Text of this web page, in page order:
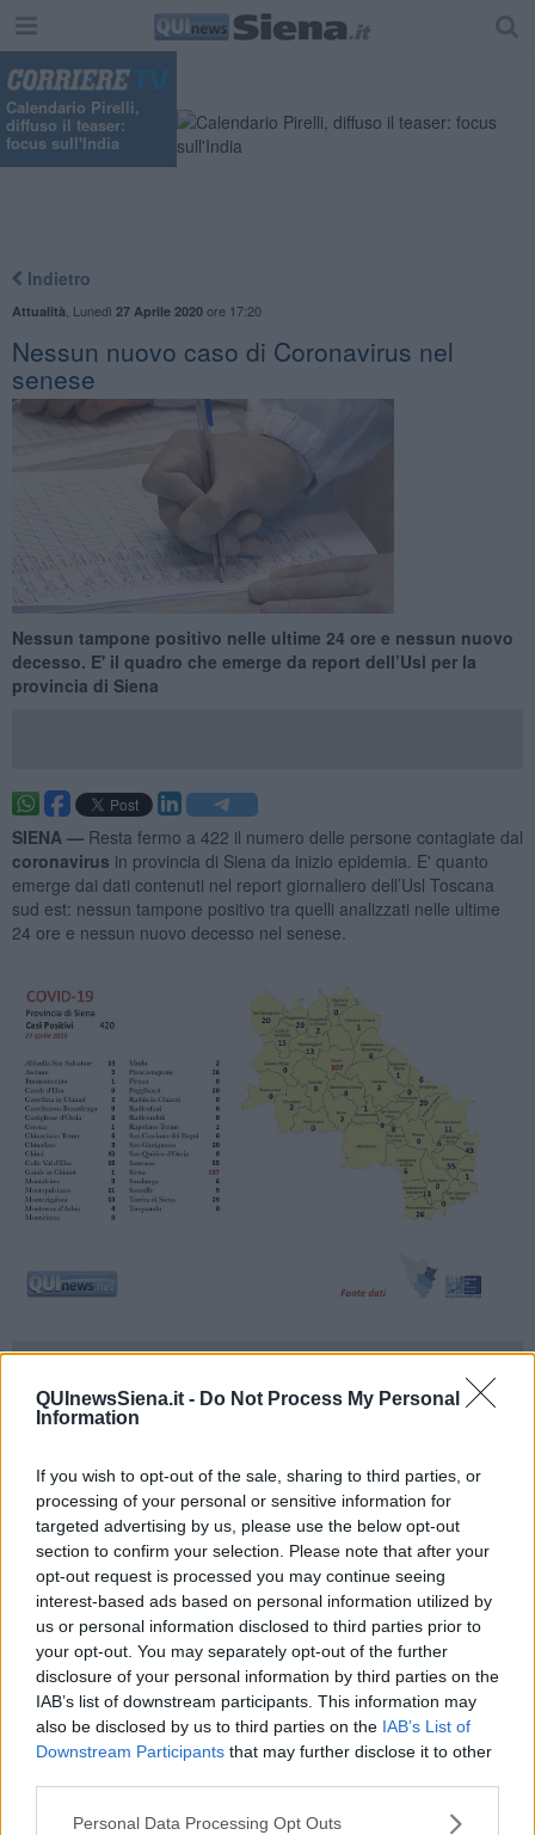
QUInewsSiena.it - Do Not Process My Personal
Information
If you wish to opt-out of the sale, sharing to third parties, or
processing of your personal or sensitive information for
targeted advertising by us, please use the below opt-out
section to confirm your selection. Please note that after your
opt-out request is processed you may continue seeing
interest-based ads based on personal information utilized by
us or personal information disclosed to third parties prior to
your opt-out. You may separately opt-out of the further
disclosure of your personal information by third parties on the
IAB’s list of downstream participants. This information may
also be disclosed by us to third parties on the IAB’s List of
Downstream Participants that may further disclose it to other
Personal Data Processing Opt Outs
Calendario Pirelli,
diffuso il teaser:
focus sull'India
Indietro
Attualità Lunedì 27 Aprile 2020ore 17:20
Nessun nuovo caso di Coronavirus nel
senese
Nessun tampone positivo nelle ultime 24 ore e nessun nuovo
decesso. E' il quadro che emerge da report dell’Usl per la
provincia di Siena
SIENA — Resta fermo a 422 il numero delle persone contagiate dal
coronavirus in provincia di Siena da inizio epidemia. E' quanto
emerge dai dati contenuti nel report giornaliero dell’Usl Toscana
sud est: nessun tampone positivo tra quelli analizzati nelle ultime
24 ore e nessun nuovo decesso nel senese.
Il bollettino inviato dalla Regione fotografa l'andamento
fino ad oggi risultate positive al covid-19 sono9.179 ,32i tamponi
positivi delle ultime 24 ore (ma ieri un laboratorio è stato fermo).
Nello stesso arco di tempo si sono verificati anche 17 decessi.
Buone notizie sul fronte delle guarigioni, che ad oggi raggiungono
quota2.401(101 in più rispetto a ieri).